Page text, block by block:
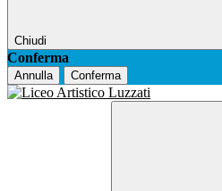
Chiudi
Conferma
Annulla Conferma